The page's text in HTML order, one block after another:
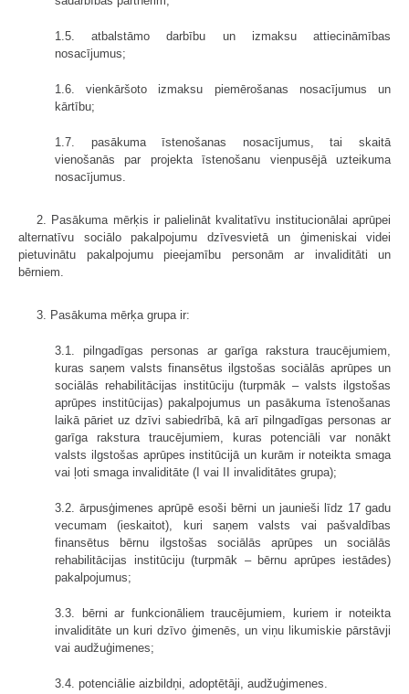
1.5. atbalstāmo darbību un izmaksu attiecināmības
nosacījumus;
1.6. vienkāršoto izmaksu piemērošanas nosacījumus un
kārtību;
1.7. pasākuma īstenošanas nosacījumus, tai skaitā
vienošanās par projekta īstenošanu vienpusējā uzteikuma
nosacījumus.
2. Pasākuma mērķis ir palielināt kvalitatīvu institucionālai aprūpei
alternatīvu sociālo pakalpojumu dzīvesvietā un ģimeniskai videi
pietuvinātu pakalpojumu pieejamību personām ar invaliditāti un
bērniem.
3. Pasākuma mērķa grupa ir:
3.1. pilngadīgas personas ar garīga rakstura traucējumiem,
kuras saņem valsts finansētus ilgstošas sociālās aprūpes un
sociālās rehabilitācijas institūciju (turpmāk – valsts ilgstošas
aprūpes institūcijas) pakalpojumus un pasākuma īstenošanas
laikā pāriet uz dzīvi sabiedrībā, kā arī pilngadīgas personas ar
garīga rakstura traucējumiem, kuras potenciāli var nonākt
valsts ilgstošas aprūpes institūcijā un kurām ir noteikta smaga
vai ļoti smaga invaliditāte (I vai II invaliditātes grupa);
3.2. ārpusģimenes aprūpē esoši bērni un jaunieši līdz 17 gadu
vecumam (ieskaitot), kuri saņem valsts vai pašvaldības
finansētus bērnu ilgstošas sociālās aprūpes un sociālās
rehabilitācijas institūciju (turpmāk – bērnu aprūpes iestādes)
pakalpojumus;
3.3. bērni ar funkcionāliem traucējumiem, kuriem ir noteikta
invaliditāte un kuri dzīvo ģimenēs, un viņu likumiskie pārstāvji
vai audžuģimenes;
3.4. potenciālie aizbildņi, adoptētāji, audžuģimenes.